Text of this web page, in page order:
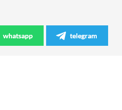
whatsapp telegram